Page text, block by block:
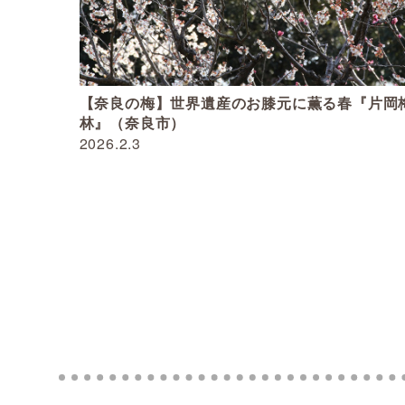
2026.2.3
【奈良の梅】世界遺産のお膝元に薫る春『片岡
林』（奈良市）